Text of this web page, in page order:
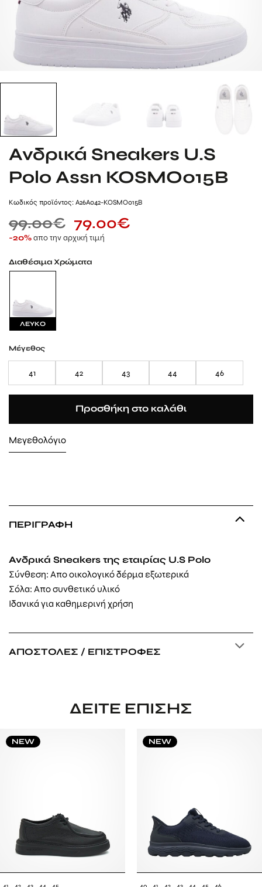
Ανδρικά Sneakers U.S
Polo Assn KOSMO015B
Kωδικός προϊόντος: A26A042-KOSMO015B
99.00€ 79.00€
-20%απο την αρχική τιμή
Διαθέσιμα Χρώματα
ΛΕΥΚΟ
Μέγεθος
41 42 43 44 46
Προσθήκη στο καλάθι
Μεγεθολόγιο
ΠΕΡΙΓΡΑΦΉ
Ανδρικά Sneakers της εταιρίας U.S Polo
Σύνθεση: Απο οικολογικό δέρμα εξωτερικά
Σόλα: Απο συνθετικό υλικό
Ιδανικά για καθημερινή χρήση
ΑΠΟΣΤΟΛΈΣ / ΕΠΙΣΤΡΟΦΈΣ
ΔΕΊΤΕ ΕΠΊΣΗΣ
NEW NEW